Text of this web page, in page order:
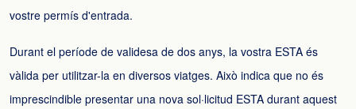
vostre permís d'entrada.
Durant el període de validesa de dos anys, la vostra ESTA és
vàlida per utilitzar-la en diversos viatges. Això indica que no és
imprescindible presentar una nova sol·licitud ESTA durant aquest